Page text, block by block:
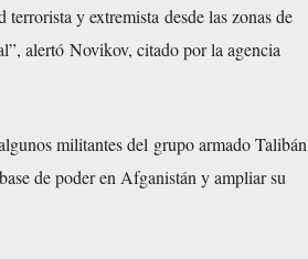
y extremista desde las zonas de
alertó Novikov, citado por la agencia
militantes del grupo armado Talibán
de poder en Afganistán y ampliar su